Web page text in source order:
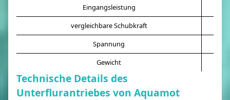
Eingangsleistung
vergleichbare Schubkraft
Spannung
Gewicht
Technische Details des
Unterflurantriebes von Aquamot